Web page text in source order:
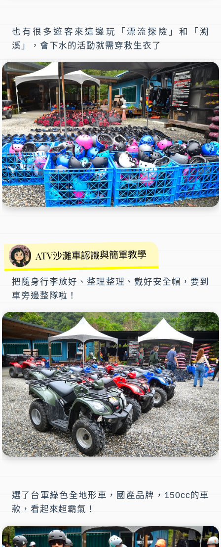
也有很多遊客來這邊玩「漂流探險」和「溯
溪」，會下水的活動就需穿救生衣了
ATV沙灘車認識與簡單教學
把隨身行李放好、整理整理、戴好安全帽，要到
車旁邊整隊啦！
選了台軍綠色全地形車，國產品牌，150cc的車
款，看起來超霸氣！